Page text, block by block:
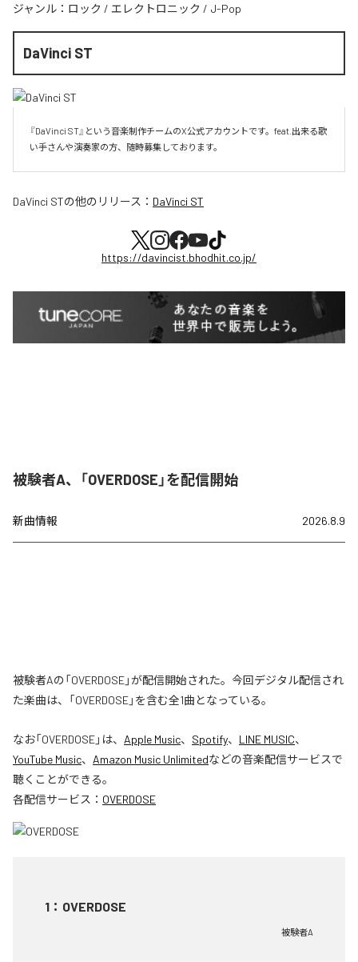
ジャンル： ロック / エレクトロニック / J-Pop
DaVinci ST
『DaVinci ST』という音楽制作チームのX公式アカウントです。feat.出来る歌
い手さんや演奏家の方、随時募集しております。
DaVinci STの他のリリース： DaVinci ST
https://davincist.bhodhit.co.jp/
被験者A、「OVERDOSE」を配信開始
新曲情報 2026.8.9
被験者Aの「OVERDOSE」が配信開始された。今回デジタル配信され
た楽曲は、「OVERDOSE」を含む全1曲となっている。
なお「OVERDOSE」は、 Apple Music、 Spotify、 LINE MUSIC、
YouTube Music、 Amazon Music Unlimitedなどの音楽配信サービスで
聴くことができる。
各配信サービス： OVERDOSE
1 ： OVERDOSE
被験者A